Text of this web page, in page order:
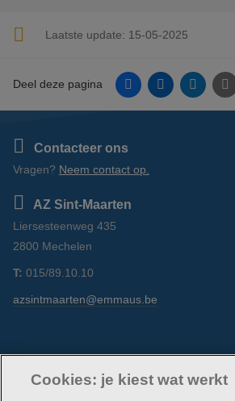
Laatste update: 15-05-2025
Deel deze pagina FacebookLinkedinTwitter
Contacteer ons
Vragen? Neem contact op.
AZ Sint-Maarten
Liersesteenweg 435
2800 Mechelen
T: 015/89.10.10
azsintmaarten@emmaus.be
Cookies: je kiest wat werkt